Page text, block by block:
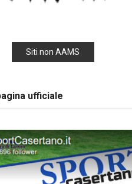
Siti non AAMS
ufficiale